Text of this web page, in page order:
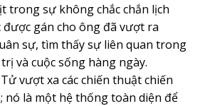
trong sự không chắc chắn lịch
được gán cho ông đã vượt ra
sự, tìm thấy sự liên quan trong
và cuộc sống hàng ngày.
vượt xa các chiến thuật chiến
là một hệ thống toàn diện để